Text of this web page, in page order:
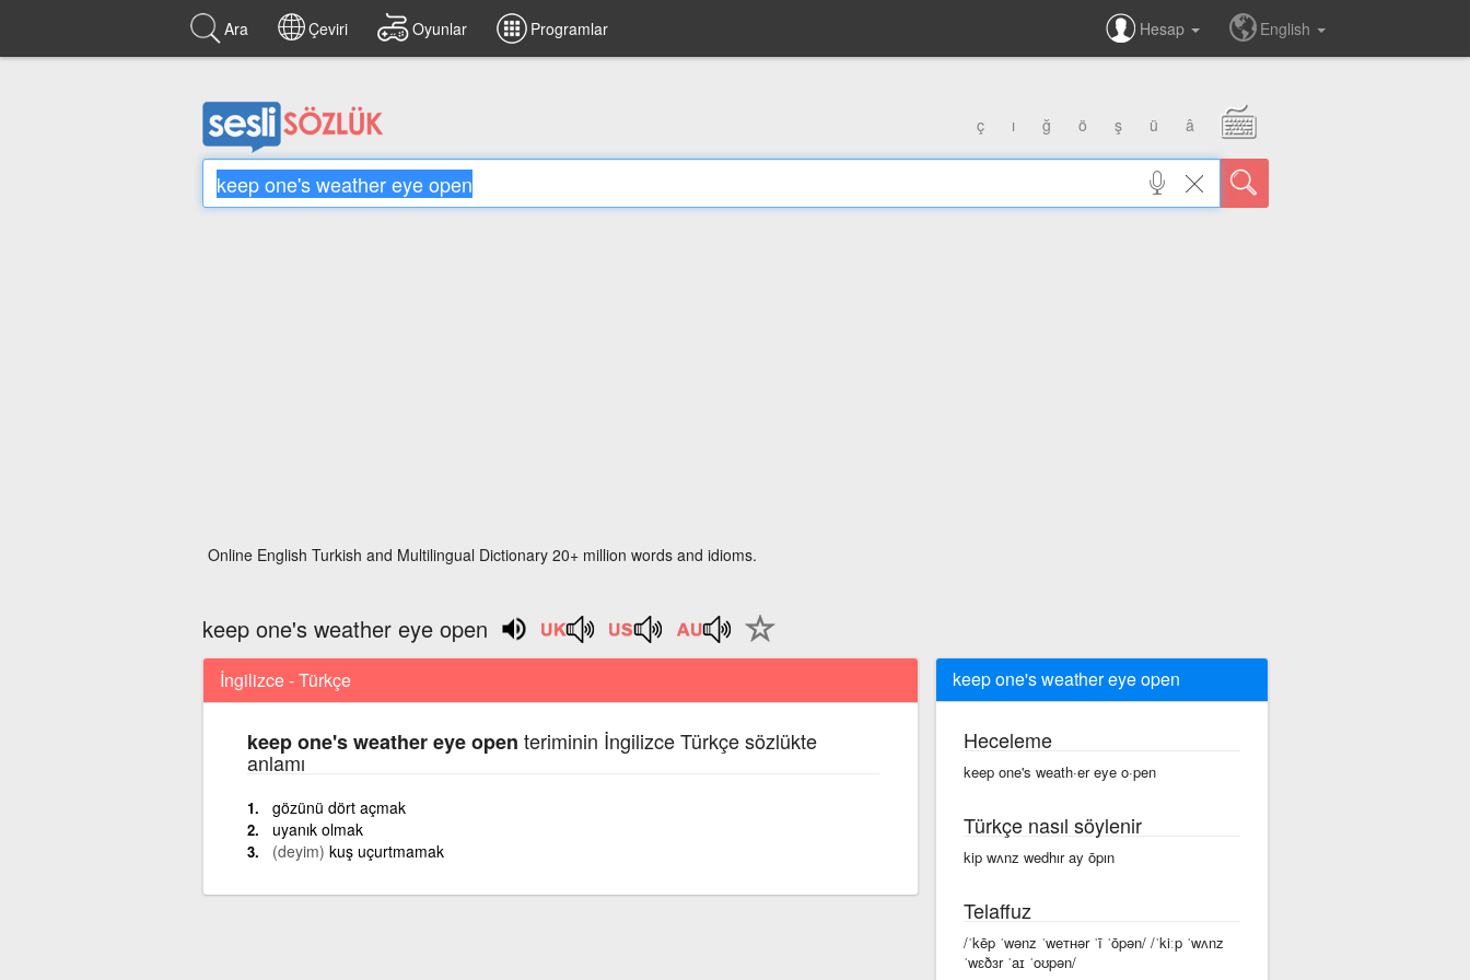
Ara Çeviri Oyunlar Programlar Hesap English
ç ı ğ ö ş ü â
Online English Turkish and Multilingual Dictionary 20+ million words and idioms.
keep one's weather eye open
İngilizce - Türkçe
keep one's weather eye open teriminin İngilizce Türkçe sözlükte
anlamı
gözünü dört açmak
uyanık olmak
(deyim) kuş uçurtmamak
keep one's weather eye open
Heceleme
keep one's weath·er eye o·pen
Türkçe nasıl söylenir
kip wʌnz wedhır ay ōpın
Telaffuz
/ˈkēp ˈwənz ˈweᴛʜər ˈī ˈōpən/ /ˈkiːp ˈwʌnz
ˈwɛðɜr ˈaɪ ˈoʊpən/